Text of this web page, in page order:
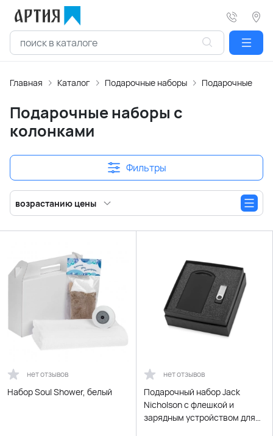
Главная Каталог Подарочные наборы Подарочные
Подарочные наборы с
колонками
Фильтры
возрастанию цены
нет отзывов
Набор Soul Shower, белый
нет отзывов
Подарочный набор Jack
Nicholson с флешкой и
зарядным устройством для